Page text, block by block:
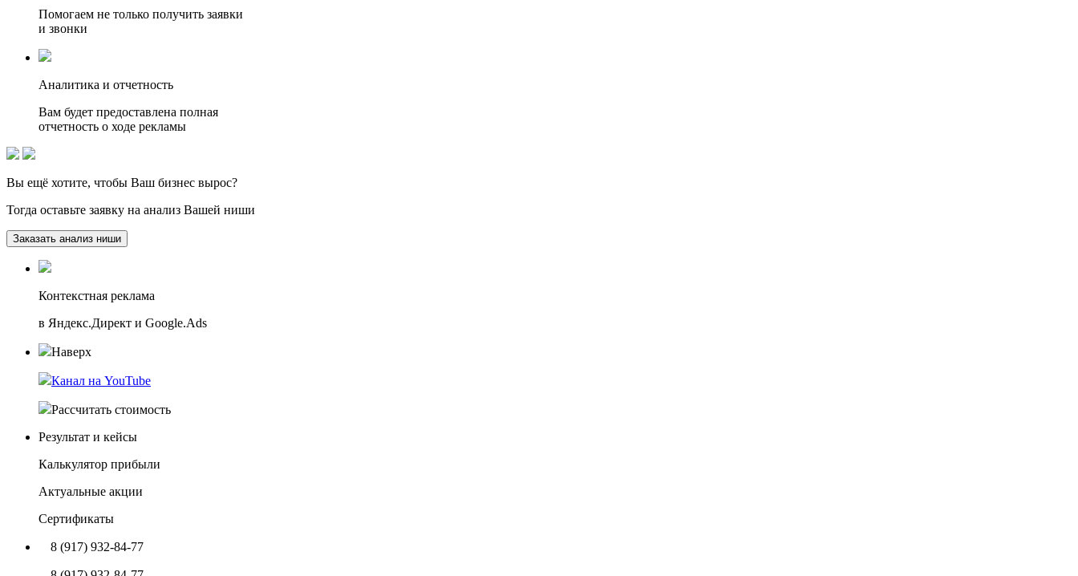
Помогаем не только получить заявки
и звонки
Аналитика и отчетность
Вам будет предоставлена полная
отчетность о ходе рекламы
Вы ещё хотите, чтобы Ваш бизнес вырос?
Тогда оставьте заявку на анализ Вашей ниши
Заказать анализ ниши
Контекстная реклама
в Яндекс.Директ и Google.Ads
Наверх
Канал на YouTube
Рассчитать стоимость
Результат и кейсы
Калькулятор прибыли
Актуальные акции
Сертификаты
8 (917) 932-84-77